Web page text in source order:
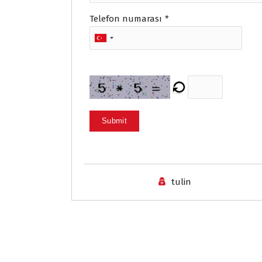
Telefon numarası *
Submit
tulin